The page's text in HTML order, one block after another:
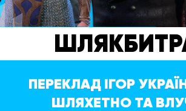
ПЕРЕКЛАД ІГОР
ШЛЯХЕТНО ТА